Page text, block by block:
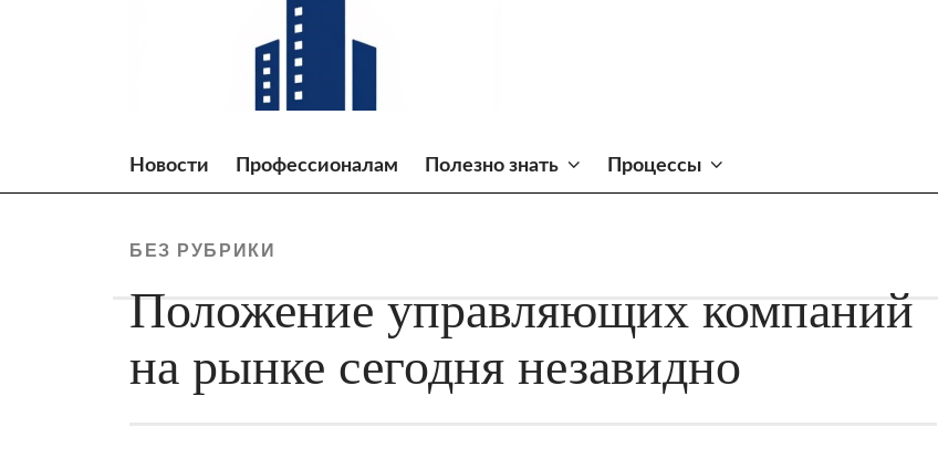
Новости Профессионалам Полезно знать Процессы
БЕЗ РУБРИКИ
Положение управляющих компаний
на рынке сегодня незавидно